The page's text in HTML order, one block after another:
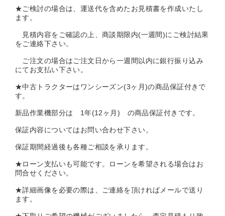
★ご検討の場合は、運送代を含めたお見積書を作成いたし
ます。
見積内容をご確認の上、商談期限内(一週間)にご検討結果
をご連絡下さい。
ご注文の場合はご注文日から一週間以内に銀行振り込み
にてお支払い下さい。
★中古トラクターはワンシーズン(3ヶ月)の商品保証付きで
す。
新品作業機部分は 1年(12ヶ月) の商品保証付きです。
保証内容についてはお問い合わせ下さい。
保証期間経過後も各種ご相談を承ります。
★ローン支払いも可能です。ローンを希望される場合はお
問合せください。
★詳細画像を必要の際は、ご連絡を頂ければメールで送り
ます。